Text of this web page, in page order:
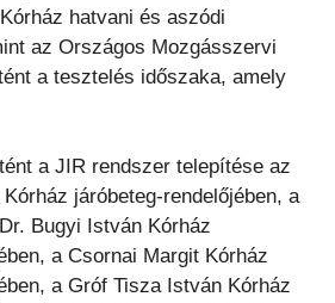
hatvani és aszódi
az Országos Mozgásszervi
a tesztelés időszaka, amely
a JIR rendszer telepítése az
járóbeteg-rendelőjében, a
Bugyi István Kórház
a Csornai Margit Kórház
a Gróf Tisza István Kórház